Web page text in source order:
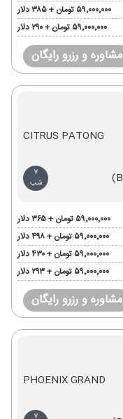
۵۹٬۰۰۰٬۰۰۰ تومان + ۳۸۵ دلار
۵۹٬۰۰۰٬۰۰۰ تومان + ۲۹۰ دلار
مشاوره و رزرو رایگان
CITRUS PATONG
7
شب
۵۹٬۰۰۰٬۰۰۰ تومان + ۳۶۵ دلار
۵۹٬۰۰۰٬۰۰۰ تومان + ۴۹۸ دلار
۵۹٬۰۰۰٬۰۰۰ تومان + ۴۳۰ دلار
۵۹٬۰۰۰٬۰۰۰ تومان + ۲۹۳ دلار
مشاوره و رزرو رایگان
PHOENIX GRAND